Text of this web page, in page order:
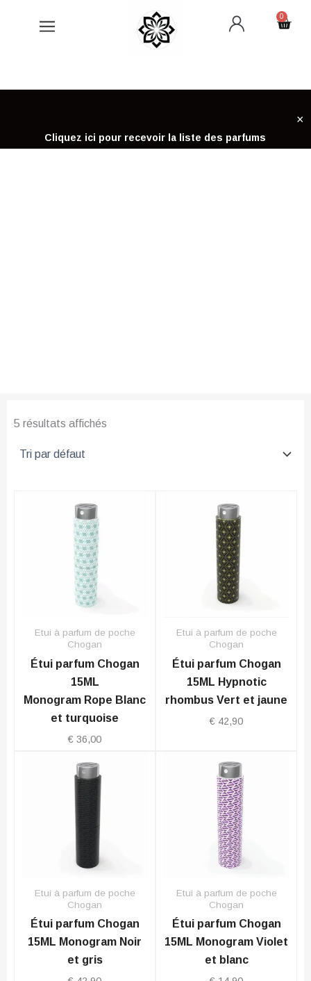
0
Cart
Cliquez ici pour recevoir la liste des parfums
×
5 résultats affichés
Etui à parfum de poche
Chogan
Étui parfum Chogan
15ML
Monogram Rope Blanc
et turquoise
€ 36,00
Etui à parfum de poche
Chogan
Étui parfum Chogan
15ML Hypnotic
rhombus Vert et jaune
€ 42,90
Etui à parfum de poche
Chogan
Étui parfum Chogan
15ML Monogram Noir
et gris
Etui à parfum de poche
Chogan
Étui parfum Chogan
15ML Monogram Violet
et blanc